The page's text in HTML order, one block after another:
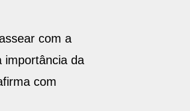
com a
importância da
com